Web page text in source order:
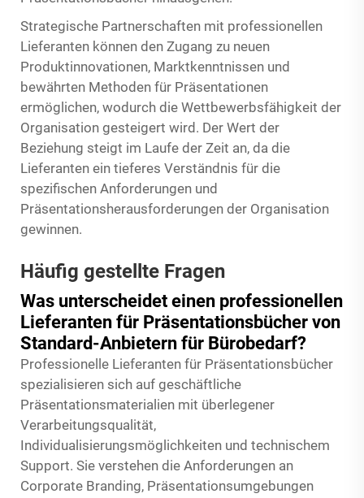
Strategische Partnerschaften mit professionellen
Lieferanten können den Zugang zu neuen
Produktinnovationen, Marktkenntnissen und
bewährten Methoden für Präsentationen
ermöglichen, wodurch die Wettbewerbsfähigkeit der
Organisation gesteigert wird. Der Wert der
Beziehung steigt im Laufe der Zeit an, da die
Lieferanten ein tieferes Verständnis für die
spezifischen Anforderungen und
Präsentationsherausforderungen der Organisation
gewinnen.
Häufig gestellte Fragen
Was unterscheidet einen professionellen
Lieferanten für Präsentationsbücher von
Standard-Anbietern für Bürobedarf?
Professionelle Lieferanten für Präsentationsbücher
spezialisieren sich auf geschäftliche
Präsentationsmaterialien mit überlegener
Verarbeitungsqualität,
Individualisierungsmöglichkeiten und technischem
Support. Sie verstehen die Anforderungen an
Corporate Branding, Präsentationsumgebungen